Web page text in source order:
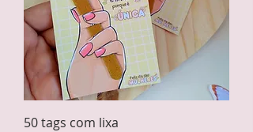
50 tags com lixa